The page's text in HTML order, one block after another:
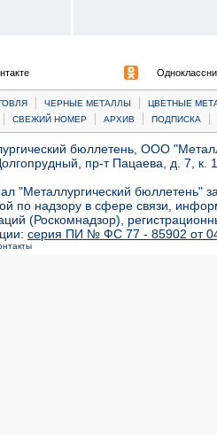
| ЧЕРНЫЕ МЕТАЛЛЫ |
ЦВЕТНЫЕ
| СВЕЖИЙ НОМЕР | АРХИВ | ПОДПИСКА |
бюллетень, ООО
пр-т Пацаева, д. 7,
"Металлургический бюллетень"
по надзору в сфере связи,
(Роскомнадзор),
серия ПИ № ФС 77 - 85902 от 04